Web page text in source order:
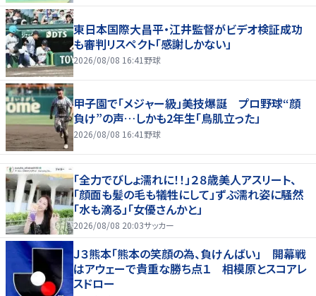
東日本国際大昌平・江井監督がビデオ検証成功
も審判リスペクト「感謝しかない」
2026/08/08 16:41 野球
甲子園で「メジャー級」美技爆誕 プロ野球“顔
負け”の声…しかも2年生「鳥肌立った」
2026/08/08 16:41 野球
「全力でびしょ濡れに！！」２８歳美人アスリート、
「顔面も髪の毛も犠牲にして」ずぶ濡れ姿に騒然
「水も滴る」「女優さんかと」
2026/08/08 20:03サッカー
Ｊ３熊本「熊本の笑顔の為、負けんばい」 開幕戦
はアウェーで貴重な勝ち点１ 相模原とスコアレ
スドロー